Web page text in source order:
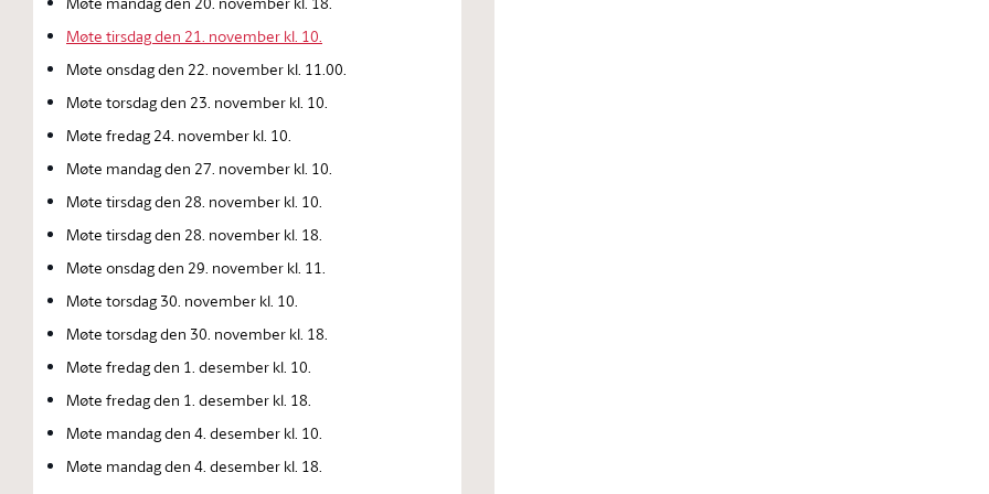
Møte tirsdag den 21. november kl. 10.
Møte onsdag den 22. november kl. 11.00.
Møte torsdag den 23. november kl. 10.
Møte fredag 24. november kl. 10.
Møte mandag den 27. november kl. 10.
Møte tirsdag den 28. november kl. 10.
Møte tirsdag den 28. november kl. 18.
Møte onsdag den 29. november kl. 11.
Møte torsdag 30. november kl. 10.
Møte torsdag den 30. november kl. 18.
Møte fredag den 1. desember kl. 10.
Møte fredag den 1. desember kl. 18.
Møte mandag den 4. desember kl. 10.
Møte mandag den 4. desember kl. 18.